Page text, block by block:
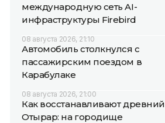
международную сеть AI-
инфраструктуры Firebird
08 августа 2026, 21:10
Автомобиль столкнулся с
пассажирским поездом в
Карабулаке
08 августа 2026, 21:00
Как восстанавливают древний
Отырар: на городище